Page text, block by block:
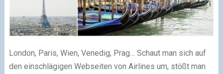
London, Paris, Wien, Venedig, Prag… Schaut man sich auf
den einschlägigen Webseiten von Airlines um, stößt man